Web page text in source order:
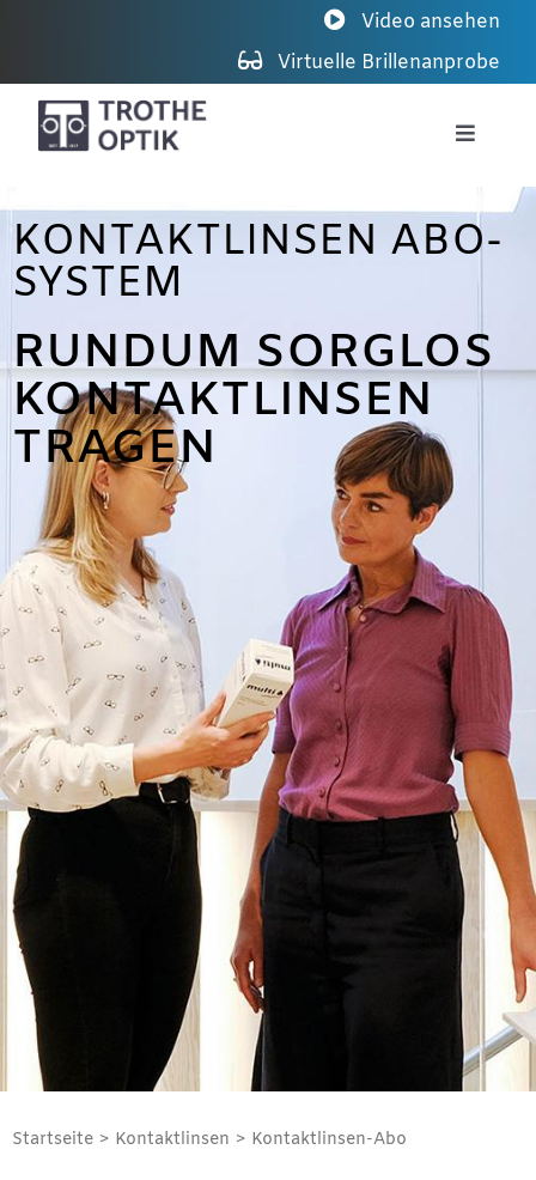
springen
Video ansehen
Virtuelle Brillenanprobe
Toggle
Sehen 3.0
Brillen
Kontaktlinsen
Über Trothe Optik
Kontakt
KONTAKTLINSEN ABO-
SYSTEM
RUNDUM SORGLOS
KONTAKTLINSEN
TRAGEN
Startseite Kontaktlinsen Kontaktlinsen-Abo